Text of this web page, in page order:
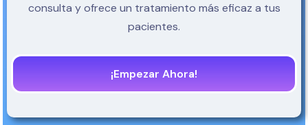
consulta y ofrece un tratamiento más eficaz a tus
pacientes.
¡Empezar Ahora!